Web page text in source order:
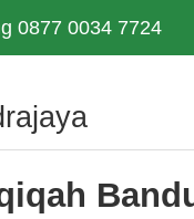
0877 0034 7724